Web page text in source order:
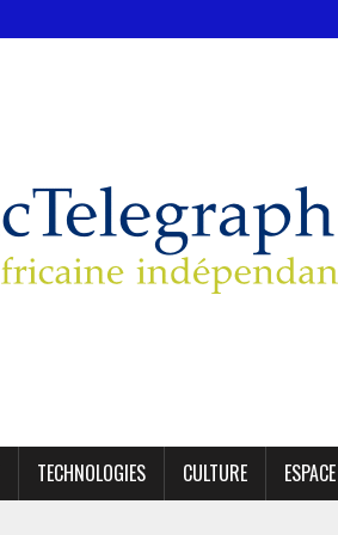
TECHNOLOGIES CULTURE